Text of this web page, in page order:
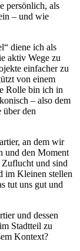
persönlich, als
– und wie
diene ich als
aktiv Wege zu
einfacher zu
von einem
Rolle bin ich in
– also dem
über den
an dem wir
und den Moment
Zuflucht und sind
im Kleinen stellen
tut uns gut und
und dessen
Stadtteil zu
Kontext?